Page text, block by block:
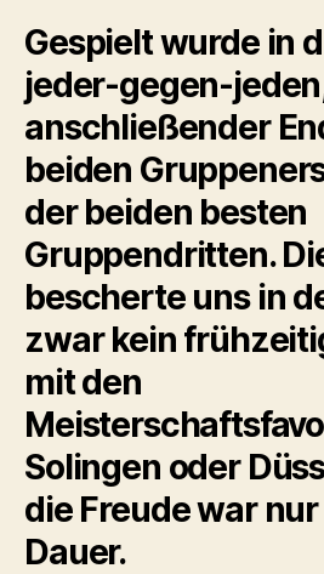
Gespielt wurde in
jeder-gegen-
anschließender
beiden
der beiden besten
Gruppendritten.
bescherte uns in
zwar kein
mit den
Solingen oder
die Freude war
Dauer.